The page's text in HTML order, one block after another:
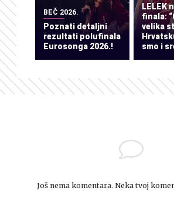
BEČ 2026.
Poznati detaljni
rezultati polufinala
Eurosonga 2026.!
LELEK
finala:
velika
smo i
Još nema komentara. Neka tvoj